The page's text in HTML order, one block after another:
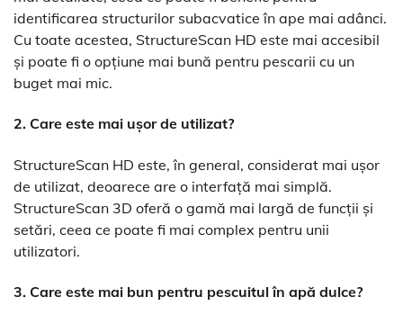
identificarea structurilor subacvatice în ape mai adânci.
Cu toate acestea, StructureScan HD este mai accesibil
și poate fi o opțiune mai bună pentru pescarii cu un
buget mai mic.
2. Care este mai ușor de utilizat?
StructureScan HD este, în general, considerat mai ușor
de utilizat, deoarece are o interfață mai simplă.
StructureScan 3D oferă o gamă mai largă de funcții și
setări, ceea ce poate fi mai complex pentru unii
utilizatori.
3. Care este mai bun pentru pescuitul în apă dulce?